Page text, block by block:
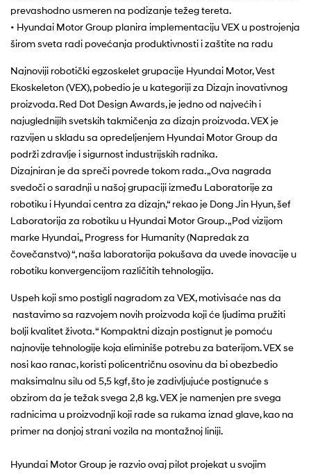
prevashodno usmeren na podizanje težeg tereta.
• Hyundai Motor Group planira implementaciju VEX u postrojenja
širom sveta radi povećanja produktivnosti i zaštite na radu
Najnoviji robotički egzoskelet grupacije Hyundai Motor, Vest
Ekoskeleton (VEX), pobedio je u kategoriji za Dizajn inovativnog
proizvoda. Red Dot Design Awards, je jedno od najvećih i
najuglednijih svetskih takmičenja za dizajn proizvoda. VEX je
razvijen u skladu sa opredeljenjem Hyundai Motor Group da
podrži zdravlje i sigurnost industrijskih radnika.
Dizajniran je da spreči povrede tokom rada. „Ova nagrada
svedoči o saradnji u našoj grupaciji između Laboratorije za
robotiku i Hyundai centra za dizajn,“ rekao je Dong Jin Hyun, šef
Laboratorija za robotiku u Hyundai Motor Group. „Pod vizijom
marke Hyundai„ Progress for Humanity (Napredak za
čovečanstvo) “, naša laboratorija pokušava da uvede inovacije u
robotiku konvergencijom različitih tehnologija.
Uspeh koji smo postigli nagradom za VEX, motivisaće nas da
nastavimo sa razvojem novih proizvoda koji će ljudima pružiti
bolji kvalitet života. “ Kompaktni dizajn postignut je pomoću
najnovije tehnologije koja eliminiše potrebu za baterijom. VEX se
nosi kao ranac, koristi policentričnu osovinu da bi obezbedio
maksimalnu silu od 5,5 kgf, što je zadivljujuće postignuće s
obzirom da je težak svega 2,8 kg. VEX je namenjen pre svega
radnicima u proizvodnji koji rade sa rukama iznad glave, kao na
primer na donjoj strani vozila na montažnoj liniji.
Hyundai Motor Group je razvio ovaj pilot projekat u svojim